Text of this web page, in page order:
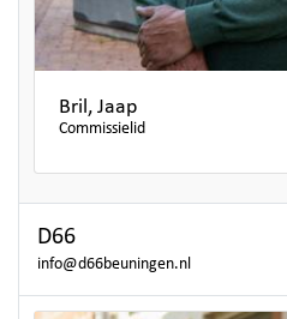
Bril, Jaap
Commissielid
D66
info@d66beuningen.nl